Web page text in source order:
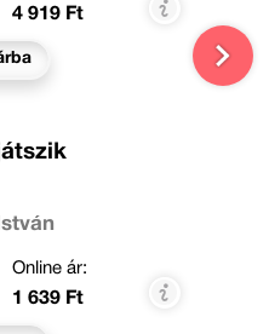
4 919 Ft
Online ár:
1 639 Ft